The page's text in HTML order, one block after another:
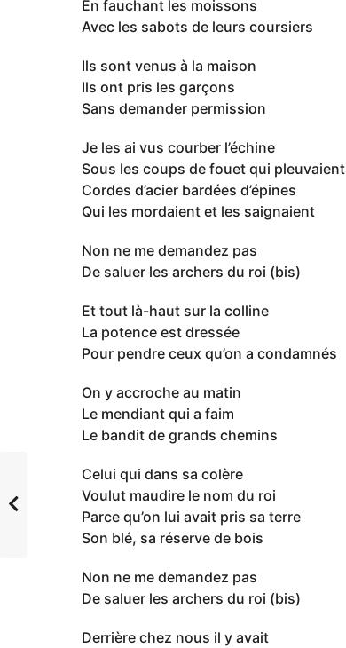
En fauchant les moissons
Avec les sabots de leurs coursiers
Ils sont venus à la maison
Ils ont pris les garçons
Sans demander permission
Je les ai vus courber l’échine
Sous les coups de fouet qui pleuvaient
Cordes d’acier bardées d’épines
Qui les mordaient et les saignaient
Non ne me demandez pas
De saluer les archers du roi (bis)
Et tout là-haut sur la colline
La potence est dressée
Pour pendre ceux qu’on a condamnés
On y accroche au matin
Le mendiant qui a faim
Le bandit de grands chemins
Celui qui dans sa colère
Voulut maudire le nom du roi
Parce qu’on lui avait pris sa terre
Son blé, sa réserve de bois
Non ne me demandez pas
De saluer les archers du roi (bis)
Derrière chez nous il y avait